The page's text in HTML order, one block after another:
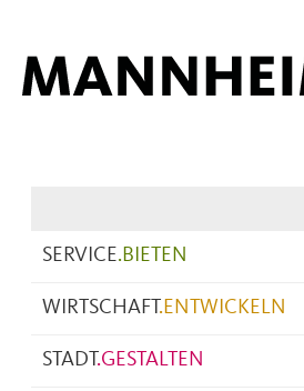
SERVICE.BIETEN
WIRTSCHAFT.ENTWICKELN
STADT.GESTALTEN